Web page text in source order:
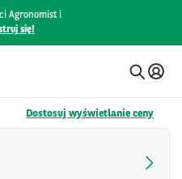
Agronomist i
się!
Dostosuj wyświetlanie ceny